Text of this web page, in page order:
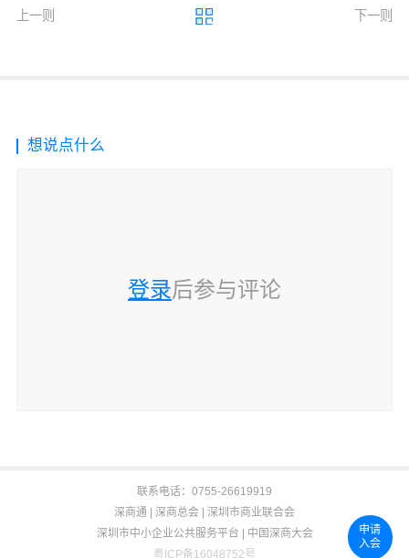
上一则 下一则
想说点什么
登录后参与评论
联系电话：0755-26619919
深商通
深商总会
深圳市商业联合会
深圳市中小企业公共服务平台
中国深商大会
粤ICP备16048752号
申请
入会